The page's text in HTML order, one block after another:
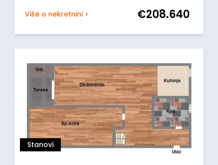
Više o nekretnini > €208.640
Stanovi